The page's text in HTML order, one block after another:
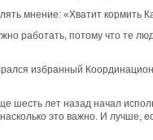
мнение: «Хватит кормить
работать, потому что те
избранный
шесть лет назад начал
это важно. И